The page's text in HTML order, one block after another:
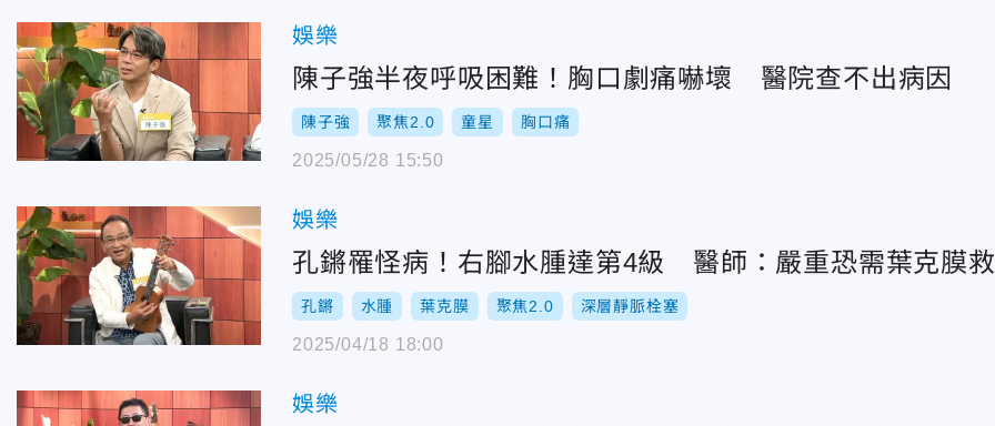
娛樂
陳子強半夜呼吸困難！胸口劇痛嚇壞 醫院查不出病因
陳子強 聚焦2.0 童星 胸口痛
2025/05/28 15:50
娛樂
孔鏘罹怪病！右腳水腫達第4級 醫師：嚴重恐需葉克膜
孔鏘 水腫 葉克膜 聚焦2.0 深層靜脈栓塞
2025/04/18 18:00
娛樂